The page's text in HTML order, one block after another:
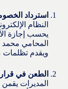
استرداد
النظام
يحسب إجازة
المحامي
ويقدم تظلمات
الطعن في
المديرات